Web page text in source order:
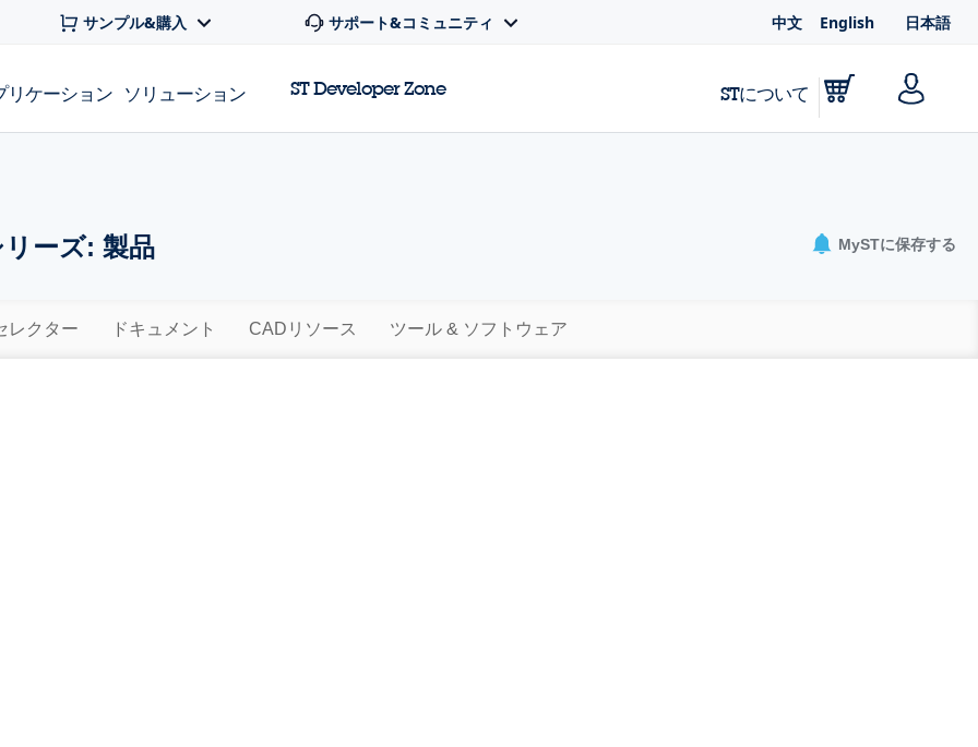
サンプル&購入 サポート&コミュニティ 中文 English 日本語
リケーション ソリューション ST Developer Zone STについて
ーズ: 製品 MySTに保存する
レクター ドキュメント CADリソース ツール & ソフトウェア